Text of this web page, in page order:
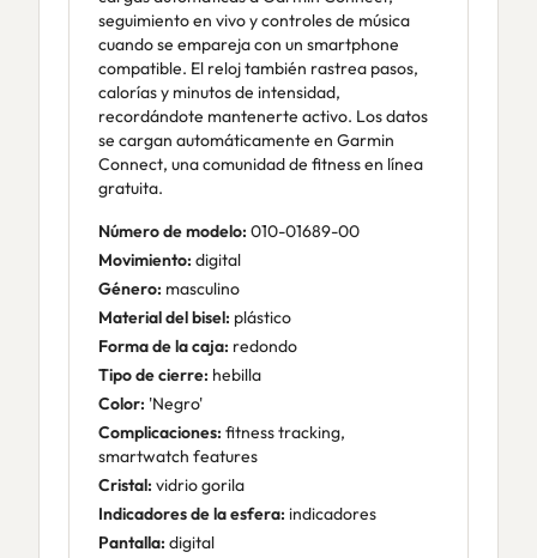
seguimiento en vivo y controles de música
cuando se empareja con un smartphone
compatible. El reloj también rastrea pasos,
calorías y minutos de intensidad,
recordándote mantenerte activo. Los datos
se cargan automáticamente en Garmin
Connect, una comunidad de fitness en línea
gratuita.
Número de modelo: 010-01689-00
Movimiento: digital
Género: masculino
Material del bisel: plástico
Forma de la caja: redondo
Tipo de cierre: hebilla
Color: 'Negro'
Complicaciones: fitness tracking,
smartwatch features
Cristal: vidrio gorila
Indicadores de la esfera: indicadores
Pantalla: digital